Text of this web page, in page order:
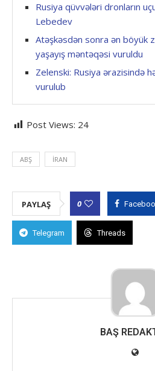
Rusiya qüvvələri dronların
Lebedev
Atəşkəsdən sonra ən böyük
yaşayış məntəqəsi vuruldu
Zelenski: Rusiya ərazisində
vurulub
Post Views: 24
ABŞ İRAN
PAYLAŞ 0
Telegram Threads
BAŞ